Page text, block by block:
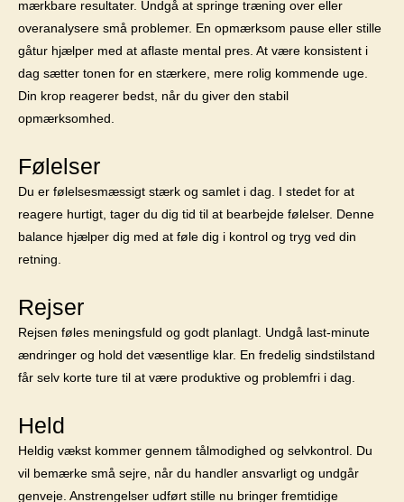
mærkbare resultater. Undgå at springe træning over eller
overanalysere små problemer. En opmærksom pause eller stille
gåtur hjælper med at aflaste mental pres. At være konsistent i
dag sætter tonen for en stærkere, mere rolig kommende uge.
Din krop reagerer bedst, når du giver den stabil
opmærksomhed.
Følelser
Du er følelsesmæssigt stærk og samlet i dag. I stedet for at
reagere hurtigt, tager du dig tid til at bearbejde følelser. Denne
balance hjælper dig med at føle dig i kontrol og tryg ved din
retning.
Rejser
Rejsen føles meningsfuld og godt planlagt. Undgå last-minute
ændringer og hold det væsentlige klar. En fredelig sindstilstand
får selv korte ture til at være produktive og problemfri i dag.
Held
Heldig vækst kommer gennem tålmodighed og selvkontrol. Du
vil bemærke små sejre, når du handler ansvarligt og undgår
genveje. Anstrengelser udført stille nu bringer fremtidige